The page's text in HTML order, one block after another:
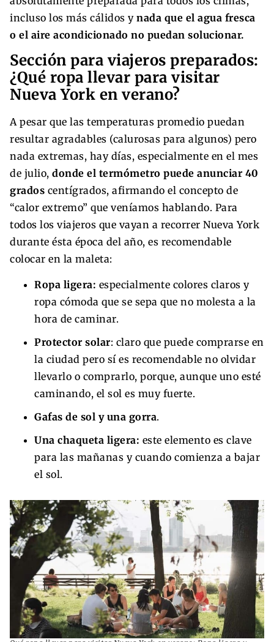
incluso los más cálidos y nada que el agua fresca
o el aire acondicionado no puedan solucionar.
Sección para viajeros preparados:
¿Qué ropa llevar para visitar
Nueva York en verano?
A pesar que las temperaturas promedio puedan
resultar agradables (calurosas para algunos) pero
nada extremas, hay días, especialmente en el mes
de julio, donde el termómetro puede anunciar 40
grados centígrados, afirmando el concepto de
“calor extremo” que veníamos hablando. Para
todos los viajeros que vayan a recorrer Nueva York
durante ésta época del año, es recomendable
colocar en la maleta:
Ropa ligera: especialmente colores claros y
ropa cómoda que se sepa que no molesta a la
hora de caminar.
Protector solar: claro que puede comprarse en
la ciudad pero sí es recomendable no olvidar
llevarlo o comprarlo, porque, aunque uno esté
caminando, el sol es muy fuerte.
Gafas de sol y una gorra.
Una chaqueta ligera: este elemento es clave
para las mañanas y cuando comienza a bajar
el sol.